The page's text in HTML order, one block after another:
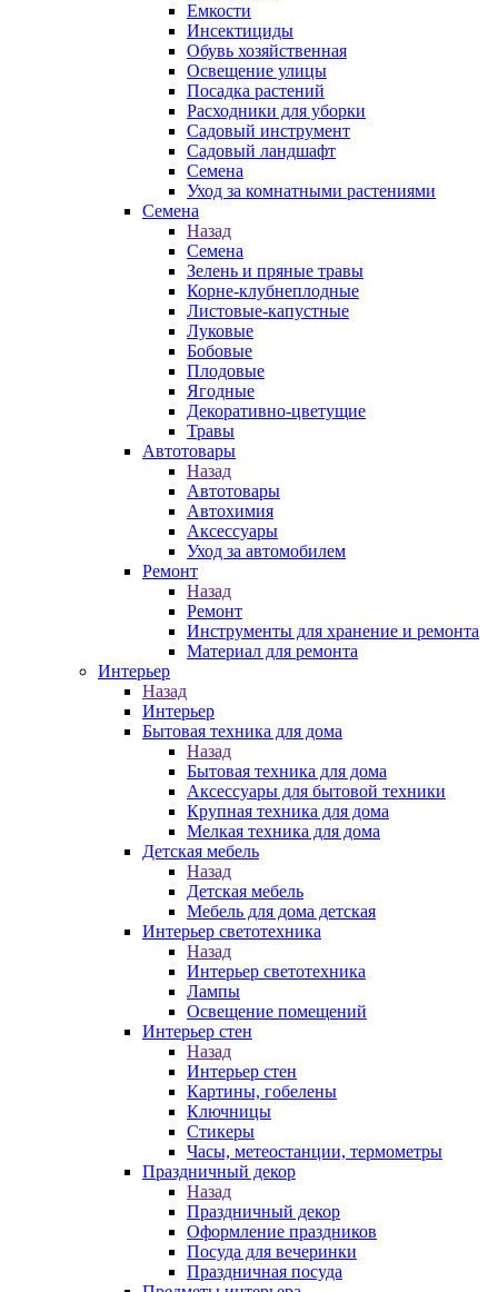
Емкости
Инсектициды
Обувь хозяйственная
Освещение улицы
Посадка растений
Расходники для уборки
Садовый инструмент
Садовый ландшафт
Семена
Уход за комнатными растениями
Семена
Назад
Семена
Зелень и пряные травы
Корне-клубнеплодные
Листовые-капустные
Луковые
Бобовые
Плодовые
Ягодные
Декоративно-цветущие
Травы
Автотовары
Назад
Автотовары
Автохимия
Аксессуары
Уход за автомобилем
Ремонт
Назад
Ремонт
Инструменты для хранение и ремонта
Материал для ремонта
Интерьер
Назад
Интерьер
Бытовая техника для дома
Назад
Бытовая техника для дома
Аксессуары для бытовой техники
Крупная техника для дома
Мелкая техника для дома
Детская мебель
Назад
Детская мебель
Мебель для дома детская
Интерьер светотехника
Назад
Интерьер светотехника
Лампы
Освещение помещений
Интерьер стен
Назад
Интерьер стен
Картины, гобелены
Ключницы
Стикеры
Часы, метеостанции, термометры
Праздничный декор
Назад
Праздничный декор
Оформление праздников
Посуда для вечеринки
Праздничная посуда